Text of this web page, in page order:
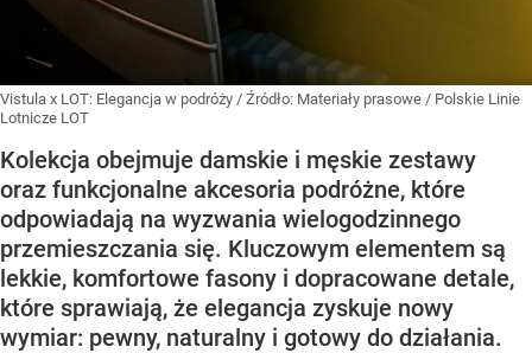
Vistula x LOT: Elegancja w podróży / Źródło: Materiały prasowe / Polskie Linie
Lotnicze LOT
Kolekcja obejmuje damskie i męskie zestawy
oraz funkcjonalne akcesoria podróżne, które
odpowiadają na wyzwania wielogodzinnego
przemieszczania się. Kluczowym elementem są
lekkie, komfortowe fasony i dopracowane detale,
które sprawiają, że elegancja zyskuje nowy
wymiar: pewny, naturalny i gotowy do działania.